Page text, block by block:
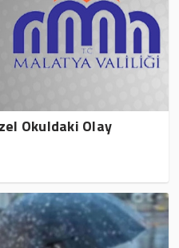
Okuldaki Olay